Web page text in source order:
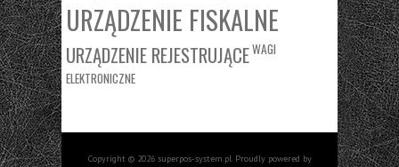
URZĄDZENIE FISKALNE
URZĄDZENIE REJESTRUJĄCEWAGI
ELEKTRONICZNE
Copyright © 2026 superpos-system.pl. Proudly powered by